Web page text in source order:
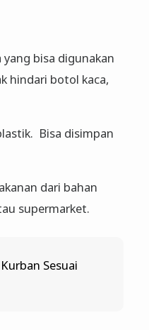
bisa digunakan
hindari botol kaca,
Bisa disimpan
dari bahan
supermarket.
Sesuai